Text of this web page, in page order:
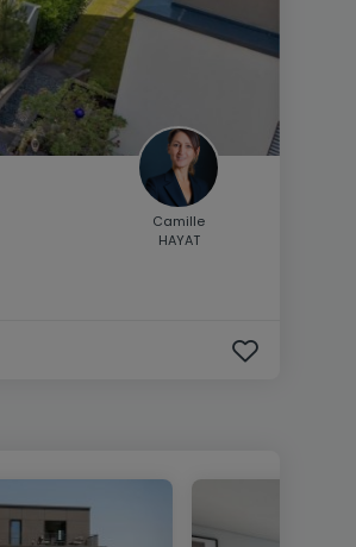
Camille
HAYAT